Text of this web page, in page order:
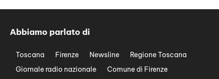
Abbiamo parlato di
Toscana Firenze Newsline
Regione Toscana
Giornale radio nazionale
Comune di Firenze